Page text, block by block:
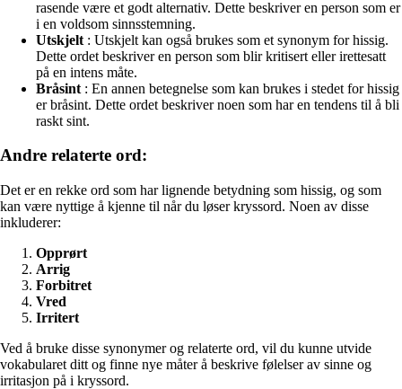
rasende være et godt alternativ. Dette beskriver en person som er
i en voldsom sinnsstemning.
Utskjelt : Utskjelt kan også brukes som et synonym for hissig.
Dette ordet beskriver en person som blir kritisert eller irettesatt
på en intens måte.
Bråsint : En annen betegnelse som kan brukes i stedet for hissig
er bråsint. Dette ordet beskriver noen som har en tendens til å bli
raskt sint.
Andre relaterte ord:
Det er en rekke ord som har lignende betydning som hissig, og som
kan være nyttige å kjenne til når du løser kryssord. Noen av disse
inkluderer:
Opprørt
Arrig
Forbitret
Vred
Irritert
Ved å bruke disse synonymer og relaterte ord, vil du kunne utvide
vokabularet ditt og finne nye måter å beskrive følelser av sinne og
irritasjon på i kryssord.